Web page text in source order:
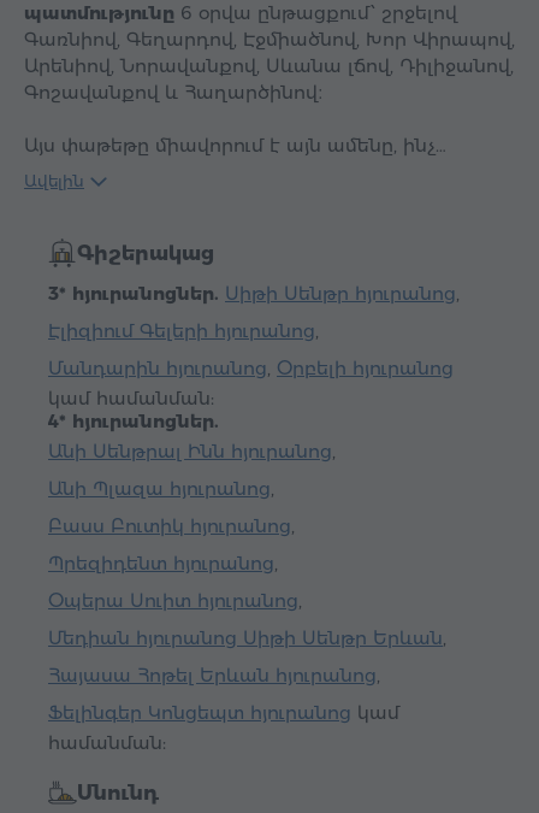
պատմությունը 6 օրվա ընթացքում՝ շրջելով
Գառնիով, Գեղարդով, Էջմիածնով, Խոր Վիրապով,
Արենիով, Նորավանքով, Սևանա լճով, Դիլիջանով,
Գոշավանքով և Հաղարծինով։
Այս փաթեթը միավորում է այն ամենը, ինչ…
Ավելին
Գիշերակաց
3* հյուրանոցներ. Սիթի Սենթր հյուրանոց,
Էլիզիում Գելերի հյուրանոց,
Մանդարին հյուրանոց, Օրբելի հյուրանոց
կամ համանման:
4* հյուրանոցներ.
Անի Սենթրալ Ինն հյուրանոց,
Անի Պլազա հյուրանոց,
Բասս Բուտիկ հյուրանոց,
Պրեզիդենտ հյուրանոց,
Օպերա Սուիտ հյուրանոց,
Մեդիան հյուրանոց Սիթի Սենթր Երևան,
Հայասա Հոթել Երևան հյուրանոց,
Ֆելինգեր Կոնցեպտ հյուրանոց կամ
համանման:
Սնունդ